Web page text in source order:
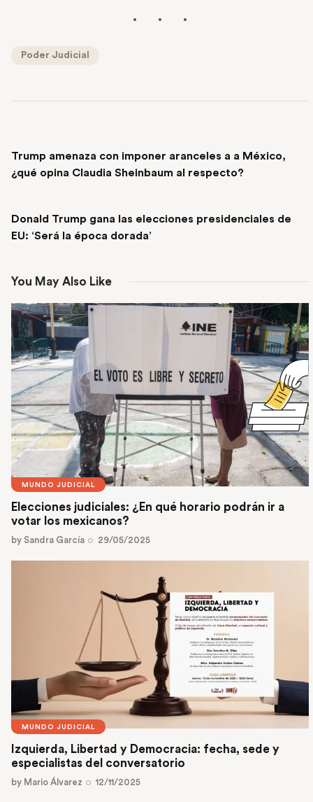
Poder Judicial
Trump amenaza con imponer aranceles a a México,
¿qué opina Claudia Sheinbaum al respecto?
Donald Trump gana las elecciones presidenciales de
EU: ‘Será la época dorada’
You May Also Like
MUNDO JUDICIAL
Elecciones judiciales: ¿En qué horario podrán ir a
votar los mexicanos?
by Sandra García 29/05/2025
MUNDO JUDICIAL
Izquierda, Libertad y Democracia: fecha, sede y
especialistas del conversatorio
by Mario Álvarez 12/11/2025